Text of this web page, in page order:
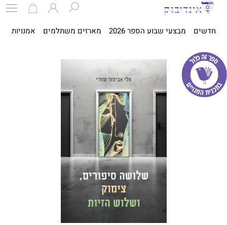
חדשים מבצעי שבוע הספר 2026 מארזים משתלמים אמנויות